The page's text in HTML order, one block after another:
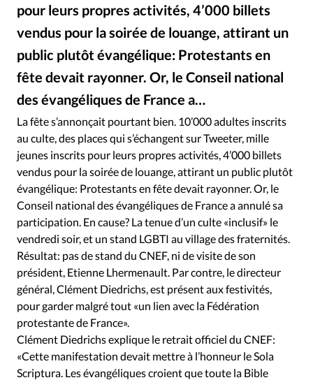
RUBRIQUES
Toute l'actualité Bible Culture
Economie
Eglises
Histoire Laicité
Liberté religieuse
Mission
Monde People Politique
Religions
Société
pour leurs propres activités, 4’000 billets
vendus pour la soirée de louange, attirant un
public plutôt évangélique: Protestants en
fête devait rayonner. Or, le Conseil national
des évangéliques de France a…
La fête s’annonçait pourtant bien. 10’000 adultes inscrits
au culte, des places qui s’échangent sur Tweeter, mille
jeunes inscrits pour leurs propres activités, 4’000 billets
vendus pour la soirée de louange, attirant un public plutôt
évangélique: Protestants en fête devait rayonner. Or, le
Conseil national des évangéliques de France a annulé sa
participation. En cause? La tenue d’un culte «inclusif» le
vendredi soir, et un stand LGBTI au village des fraternités.
Résultat: pas de stand du CNEF, ni de visite de son
président, Etienne Lhermenault. Par contre, le directeur
général, Clément Diedrichs, est présent aux festivités,
pour garder malgré tout «un lien avec la Fédération
protestante de France».
Clément Diedrichs explique le retrait officiel du CNEF:
«Cette manifestation devait mettre à l’honneur le Sola
Scriptura. Les évangéliques croient que toute la Bible